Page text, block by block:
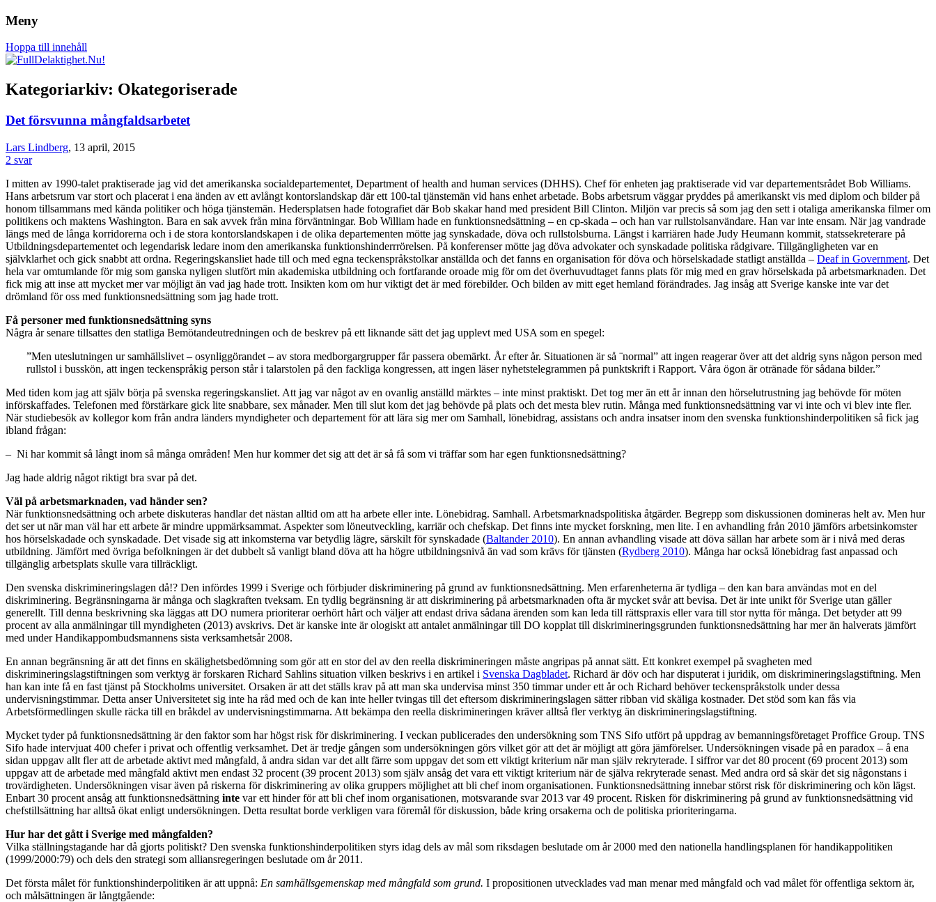
FullDelaktighet.Nu!
Meny
Hoppa till innehåll
Kategoriarkiv: Okategoriserade
Det försvunna mångfaldsarbetet
Lars Lindberg, 13 april, 2015
2 svar
I mitten av 1990-talet praktiserade jag vid det amerikanska socialdepartementet, Department of health and human services (DHHS). Chef för enheten jag praktiserade vid var departementsrådet Bob Williams.
Hans arbetsrum var stort och placerat i ena änden av ett avlångt kontorslandskap där ett 100-tal tjänstemän vid hans enhet arbetade. Bobs arbetsrum väggar pryddes på amerikanskt vis med diplom och bilder på
honom tillsammans med kända politiker och höga tjänstemän. Hedersplatsen hade fotografiet där Bob skakar hand med president Bill Clinton. Miljön var precis så som jag den sett i otaliga amerikanska filmer om
politikens och maktens Washington. Bara en sak avvek från mina förväntningar. Bob William hade en funktionsnedsättning – en cp-skada – och han var rullstolsanvändare. Han var inte ensam. När jag vandrade
längs med de långa korridorerna och i de stora kontorslandskapen i de olika departementen mötte jag synskadade, döva och rullstolsburna. Längst i karriären hade Judy Heumann kommit, statssekreterare på
Utbildningsdepartementet och legendarisk ledare inom den amerikanska funktionshinderrrörelsen. På konferenser mötte jag döva advokater och synskadade politiska rådgivare. Tillgängligheten var en
självklarhet och gick snabbt att ordna. Regeringskansliet hade till och med egna teckenspråkstolkar anställda och det fanns en organisation för döva och hörselskadade statligt anställda – Deaf in Government. Det
hela var omtumlande för mig som ganska nyligen slutfört min akademiska utbildning och fortfarande oroade mig för om det överhuvudtaget fanns plats för mig med en grav hörselskada på arbetsmarknaden. Det
fick mig att inse att mycket mer var möjligt än vad jag hade trott. Insikten kom om hur viktigt det är med förebilder. Och bilden av mitt eget hemland förändrades. Jag insåg att Sverige kanske inte var det
drömland för oss med funktionsnedsättning som jag hade trott.
Få personer med funktionsnedsättning syns
Några år senare tillsattes den statliga Bemötandeutredningen och de beskrev på ett liknande sätt det jag upplevt med USA som en spegel:
”Men uteslutningen ur samhällslivet – osynliggörandet – av stora medborgargrupper får passera obemärkt. År efter år. Situationen är så ¨normal” att ingen reagerar över att det aldrig syns någon person med
rullstol i busskön, att ingen teckenspråkig person står i talarstolen på den fackliga kongressen, att ingen läser nyhetstelegrammen på punktskrift i Rapport. Våra ögon är otränade för sådana bilder.”
Med tiden kom jag att själv börja på svenska regeringskansliet. Att jag var något av en ovanlig anställd märktes – inte minst praktiskt. Det tog mer än ett år innan den hörselutrustning jag behövde för möten
införskaffades. Telefonen med förstärkare gick lite snabbare, sex månader. Men till slut kom det jag behövde på plats och det mesta blev rutin. Många med funktionsnedsättning var vi inte och vi blev inte fler.
När studiebesök av kollegor kom från andra länders myndigheter och departement för att lära sig mer om Samhall, lönebidrag, assistans och andra insatser inom den svenska funktionshinderpolitiken så fick jag
ibland frågan:
– Ni har kommit så långt inom så många områden! Men hur kommer det sig att det är så få som vi träffar som har egen funktionsnedsättning?
Jag hade aldrig något riktigt bra svar på det.
Väl på arbetsmarknaden, vad händer sen?
När funktionsnedsättning och arbete diskuteras handlar det nästan alltid om att ha arbete eller inte. Lönebidrag. Samhall. Arbetsmarknadspolitiska åtgärder. Begrepp som diskussionen domineras helt av. Men hur
det ser ut när man väl har ett arbete är mindre uppmärksammat. Aspekter som löneutveckling, karriär och chefskap. Det finns inte mycket forskning, men lite. I en avhandling från 2010 jämförs arbetsinkomster
hos hörselskadade och synskadade. Det visade sig att inkomsterna var betydlig lägre, särskilt för synskadade (Baltander 2010). En annan avhandling visade att döva sällan har arbete som är i nivå med deras
utbildning. Jämfört med övriga befolkningen är det dubbelt så vanligt bland döva att ha högre utbildningsnivå än vad som krävs för tjänsten (Rydberg 2010). Många har också lönebidrag fast anpassad och
tillgänglig arbetsplats skulle vara tillräckligt.
Den svenska diskrimineringslagen då!? Den infördes 1999 i Sverige och förbjuder diskriminering på grund av funktionsnedsättning. Men erfarenheterna är tydliga – den kan bara användas mot en del
diskriminering. Begränsningarna är många och slagkraften tveksam. En tydlig begränsning är att diskriminering på arbetsmarknaden ofta är mycket svår att bevisa. Det är inte unikt för Sverige utan gäller
generellt. Till denna beskrivning ska läggas att DO numera prioriterar oerhört hårt och väljer att endast driva sådana ärenden som kan leda till rättspraxis eller vara till stor nytta för många. Det betyder att 99
procent av alla anmälningar till myndigheten (2013) avskrivs. Det är kanske inte är ologiskt att antalet anmälningar till DO kopplat till diskrimineringsgrunden funktionsnedsättning har mer än halverats jämfört
med under Handikappombudsmannens sista verksamhetsår 2008.
En annan begränsning är att det finns en skälighetsbedömning som gör att en stor del av den reella diskrimineringen måste angripas på annat sätt. Ett konkret exempel på svagheten med
diskrimineringslagstiftningen som verktyg är forskaren Richard Sahlins situation vilken beskrivs i en artikel i Svenska Dagbladet. Richard är döv och har disputerat i juridik, om diskrimineringslagstiftning. Men
han kan inte få en fast tjänst på Stockholms universitet. Orsaken är att det ställs krav på att man ska undervisa minst 350 timmar under ett år och Richard behöver teckenspråkstolk under dessa
undervisningstimmar. Detta anser Universitetet sig inte ha råd med och de kan inte heller tvingas till det eftersom diskrimineringslagen sätter ribban vid skäliga kostnader. Det stöd som kan fås via
Arbetsförmedlingen skulle räcka till en bråkdel av undervisningstimmarna. Att bekämpa den reella diskrimineringen kräver alltså fler verktyg än diskrimineringslagstiftning.
Mycket tyder på funktionsnedsättning är den faktor som har högst risk för diskriminering. I veckan publicerades den undersökning som TNS Sifo utfört på uppdrag av bemanningsföretaget Proffice Group. TNS
Sifo hade intervjuat 400 chefer i privat och offentlig verksamhet. Det är tredje gången som undersökningen görs vilket gör att det är möjligt att göra jämförelser. Undersökningen visade på en paradox – å ena
sidan uppgav allt fler att de arbetade aktivt med mångfald, å andra sidan var det allt färre som uppgav det som ett viktigt kriterium när man själv rekryterade. I siffror var det 80 procent (69 procent 2013) som
uppgav att de arbetade med mångfald aktivt men endast 32 procent (39 procent 2013) som själv ansåg det vara ett viktigt kriterium när de själva rekryterade senast. Med andra ord så skär det sig någonstans i
trovärdigheten. Undersökningen visar även på riskerna för diskriminering av olika gruppers möjlighet att bli chef inom organisationen. Funktionsnedsättning innebar störst risk för diskriminering och kön lägst.
Enbart 30 procent ansåg att funktionsnedsättning inte var ett hinder för att bli chef inom organisationen, motsvarande svar 2013 var 49 procent. Risken för diskriminering på grund av funktionsnedsättning vid
chefstillsättning har alltså ökat enligt undersökningen. Detta resultat borde verkligen vara föremål för diskussion, både kring orsakerna och de politiska prioriteringarna.
Hur har det gått i Sverige med mångfalden?
Vilka ställningstagande har då gjorts politiskt? Den svenska funktionshinderpolitiken styrs idag dels av mål som riksdagen beslutade om år 2000 med den nationella handlingsplanen för handikappolitiken
(1999/2000:79) och dels den strategi som alliansregeringen beslutade om år 2011.
Det första målet för funktionshinderpolitiken är att uppnå: En samhällsgemenskap med mångfald som grund. I propositionen utvecklades vad man menar med mångfald och vad målet för offentliga sektorn är,
och målsättningen är långtgående: